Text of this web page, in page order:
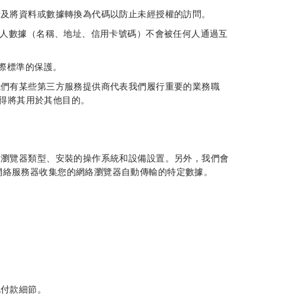
資料或數據轉換為代碼以防止未經授權的訪問。
據（名稱、地址、信用卡號碼）不會被任何人通過互
準的保護。
有某些第三方服務提供商代表我們履行重要的業務職
其用於其他目的。
覽器類型、安裝的操作系統和設備設置。另外，我們會
服務器收集您的網絡瀏覽器自動傳輸的特定數據。
款細節。